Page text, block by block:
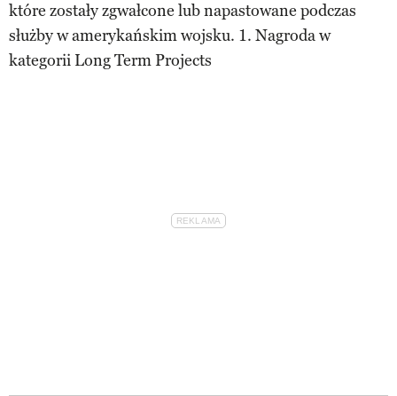
które zostały zgwałcone lub napastowane podczas
służby w amerykańskim wojsku. 1. Nagroda w
kategorii Long Term Projects